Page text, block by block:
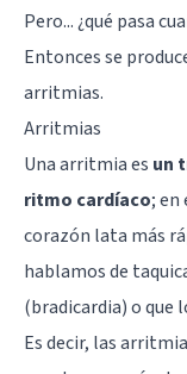
Pero... ¿qué pasa
Entonces se
arritmias.
Arritmias
Una arritmia es un
ritmo cardíaco; en
corazón lata más
hablamos de
(bradicardia) o que
Es decir, las